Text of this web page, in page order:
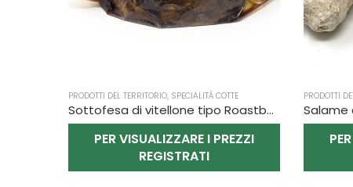
PRODOTTI DEL TERRITORIO, SPECIALITÀ COTTE
Sottofesa di vitellone tipo Roastbeaf - Zoratti
PER VISUALIZZARE I PREZZI
REGISTRATI
PRODOTTI
Salame